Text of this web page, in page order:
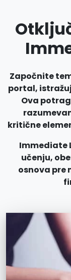
Započnite
portal,
Ova
kritične
Immediate
učenju,
osnova pre